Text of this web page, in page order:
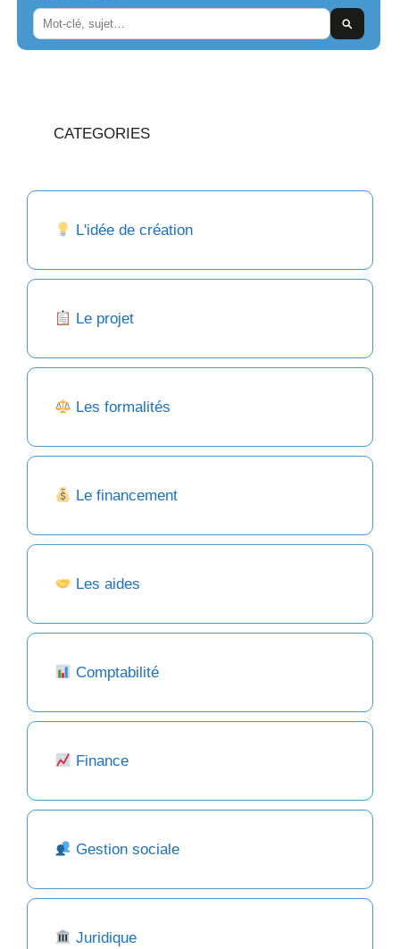
CATEGORIES
L'idée de création
Le projet
Les formalités
Le financement
Les aides
Comptabilité
Finance
Gestion sociale
Juridique